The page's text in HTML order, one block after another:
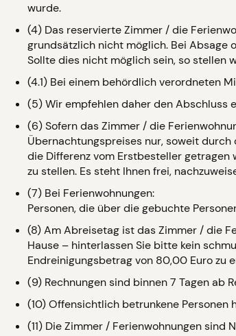
wurde.
(4) Das reservierte Zimmer / die
grundsätzlich nicht möglich. Bei Absage
Sollte dies nicht möglich sein, so stellen
(4.1) Bei einem behördlich verordneten
(5) Wir empfehlen daher den Abschluss
(6) Sofern das Zimmer / die
Übernachtungspreises nur, soweit
die Differenz vom Erstbesteller getragen
zu stellen. Es steht Ihnen frei,
(7) Bei Ferienwohnungen:
Personen, die über die gebuchte
(8) Am Abreisetag ist das Zimmer / die
Hause – hinterlassen Sie bitte kein
Endreinigungsbetrag von 80,00 Euro zu
(9) Rechnungen sind binnen 7 Tagen ab
(10) Offensichtlich betrunkene Personen
(11) Die Zimmer / Ferienwohnungen sind